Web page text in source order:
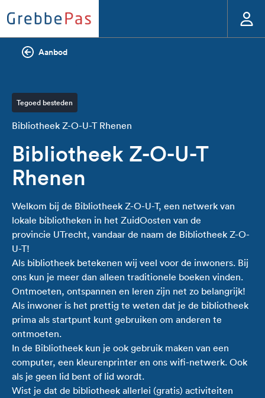
Aanbod
Tegoed besteden
Bibliotheek Z-O-U-T Rhenen
Bibliotheek Z-O-U-T
Rhenen
Welkom bij de Bibliotheek Z-O-U-T, een netwerk van
lokale bibliotheken in het ZuidOosten van de
provincie UTrecht, vandaar de naam de Bibliotheek Z-O-
U-T!
Als bibliotheek betekenen wij veel voor de inwoners. Bij
ons kun je meer dan alleen traditionele boeken vinden.
Ontmoeten, ontspannen en leren zijn net zo belangrijk!
Als inwoner is het prettig te weten dat je de bibliotheek
prima als startpunt kunt gebruiken om anderen te
ontmoeten.
In de Bibliotheek kun je ook gebruik maken van een
computer, een kleurenprinter en ons wifi-netwerk. Ook
als je geen lid bent of lid wordt.
Wist je dat de bibliotheek allerlei (gratis) activiteiten